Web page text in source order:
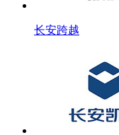
长安跨越